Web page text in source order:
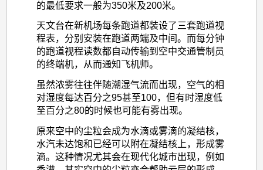
的最低要求一般为350米及200米。
天文台在新机场每条跑道都装设了三套跑道视
程表，分别安装在跑道两端及中间。而每分钟
的跑道视程读数都自动传输到空中交通管制员
的终端机，从而通知飞机师。
虽然浓雾往往伴随潮湿气流而出现，空气的相
对湿度每达百分之95甚至100，但有时湿度低
至百分之80的时候也可能有雾出现。
原来空中的尘粒会成为水滴或雾滴的凝结核，
水汽未达饱和已经可以附在凝结核上，形成雾
滴。这种情况尤其会在现代化城市出现，例如